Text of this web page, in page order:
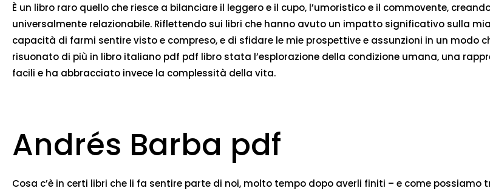
È un libro raro quello che riesce a bilanciare il leggero e il cupo, l’umoristico e il commovente,
universalmente relazionabile. Riflettendo sui libri che hanno avuto un impatto significativo sulla
capacità di farmi sentire visto e compreso, e di sfidare le mie prospettive e assunzioni in un modo
risuonato di più in libro italiano pdf pdf libro stata l’esplorazione della condizione umana, una
facili e ha abbracciato invece la complessità della vita.
Andrés Barba pdf
Cosa c’è in certi libri che li fa sentire parte di noi, molto tempo dopo averli finiti – e come possiamo